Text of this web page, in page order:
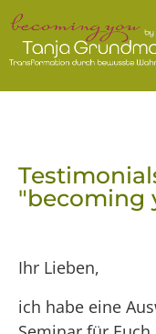
"becoming
Ihr Lieben,
ich habe eine